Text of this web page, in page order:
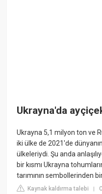
Ukrayna'da
Ukrayna 5,1 milyon ton ve
iki ülke de 2021'de
ülkeleriydi. Şu anda
bir kısmı Ukrayna
tarımının sembollerinden
Kaynak kaldırma talebi |